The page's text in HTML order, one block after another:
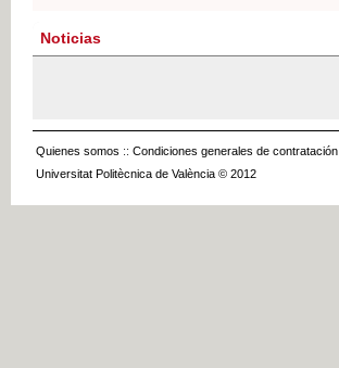
Noticias
Quienes somos :: Condiciones generales de contratación
Universitat Politècnica de València © 2012